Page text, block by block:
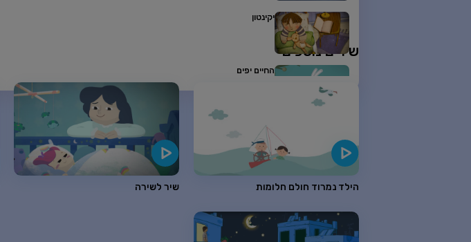
יקינטון
החיים יפים
שיר ערש לצבעים
האיש על הירח
שיר לשירה
שירים נוספים
הילד נמרוד חולם חלומות שיר לשירה